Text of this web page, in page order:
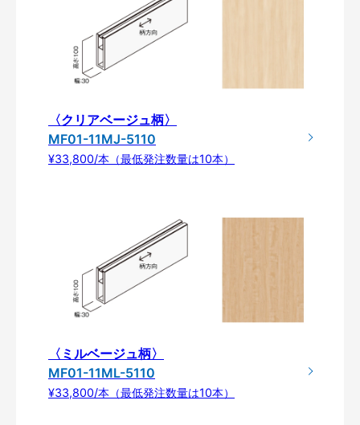
〈クリアベージュ柄〉
MF01-11MJ-5110
¥33,800/本（最低発注数量は10本）
〈ミルベージュ柄〉
MF01-11ML-5110
¥33,800/本（最低発注数量は10本）